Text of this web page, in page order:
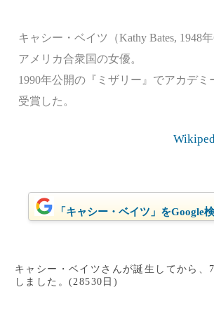
キャシー・ベイツ（Kathy Bates, 1948年
アメリカ合衆国の女優。
1990年公開の『ミザリー』でアカデミ
受賞した。
「キャシー・ベイツ」をGoogle
キャシー・ベイツさんが誕生してから、
しました。(28530日)